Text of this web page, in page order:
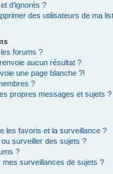
d’ignorés ?
des utilisateurs de ma
forums ?
aucun résultat ?
une page blanche ?!
?
propres messages et sujets ?
les favoris et la surveillance ?
surveiller des sujets ?
?
surveillances de sujets ?